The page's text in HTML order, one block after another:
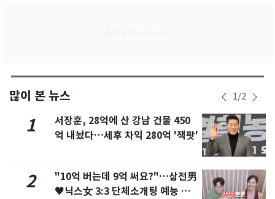
많이 본 뉴스 1/2
1
서장훈, 28억에 산 강남 건물 450
억 내놨다…세후 차익 280억 '잭팟'
2
"10억 버는데 9억 써요?"…삼전男
♥닉스女 3:3 단체소개팅 예능 화